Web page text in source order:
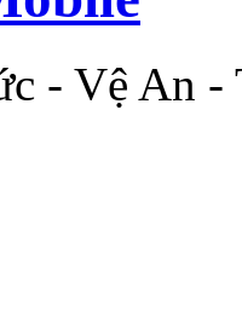
- Vệ An